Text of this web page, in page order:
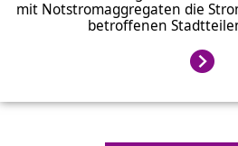
mit Notstromaggregaten die
betroffenen